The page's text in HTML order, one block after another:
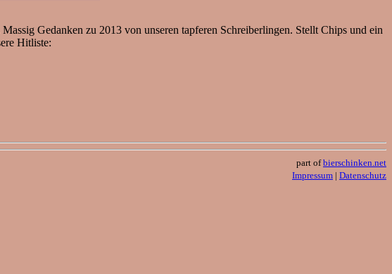
Gedanken zu 2013 von unseren tapferen Schreiberlingen. Stellt Chips und ein
Hitliste:
part ofbierschinken.net
Impressum | Datenschutz